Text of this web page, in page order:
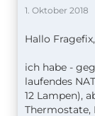
1. Oktober 2018
Hallo Fragefix,
ich habe -
laufendes
12 Lampen),
Thermostate,